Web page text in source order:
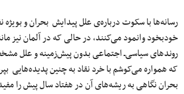
رسانه‌ها با سکوت دربار‌ه‌ی علل پیدایش بحران و بویژه
خودبخود وانمود می‌کنند، در حالی که در آلمان نیز
روندهای سیاسی‌ـ اجتماعی بدون پیش‌زمینه و علل
که همواره می‌کوشم با خرد نقاد به چنین پدیده‌هایی
بحران نگاهی به ریشه‌های آن در هفتاد سال پیش را